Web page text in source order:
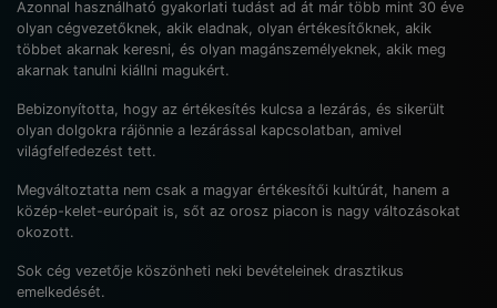
Azonnal használható gyakorlati tudást ad át már több mint 30 éve
olyan cégvezetőknek, akik eladnak, olyan értékesítőknek, akik
többet akarnak keresni, és olyan magánszemélyeknek, akik meg
akarnak tanulni kiállni magukért.
Bebizonyította, hogy az értékesítés kulcsa a lezárás, és sikerült
olyan dolgokra rájönnie a lezárással kapcsolatban, amivel
világfelfedezést tett.
Megváltoztatta nem csak a magyar értékesítői kultúrát, hanem a
közép-kelet-európait is, sőt az orosz piacon is nagy változásokat
okozott.
Sok cég vezetője köszönheti neki bevételeinek drasztikus
emelkedését.